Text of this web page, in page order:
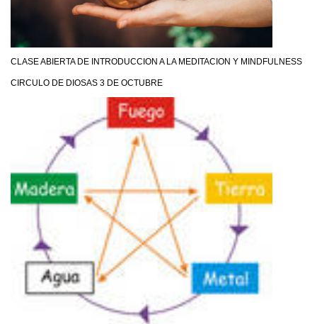
CLASE ABIERTA DE INTRODUCCION A LA MEDITACION Y MINDFULNESS
CIRCULO DE DIOSAS 3 DE OCTUBRE